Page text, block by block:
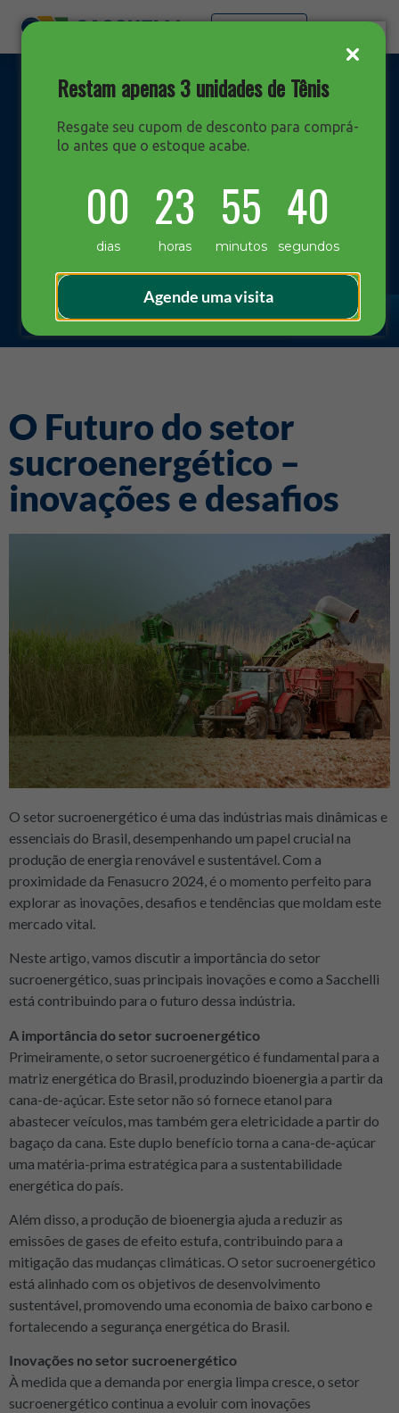
Restam apenas 3 unidades de Tênis
Resgate seu cupom de desconto para comprá-
lo antes que o estoque acabe.
00
dias
23
horas
55
minutos
39
segundos
Agende uma visita
Blog Sacchelli
O Futuro do setor
sucroenergético –
inovações e desafios
O setor sucroenergético é uma das indústrias mais dinâmicas e
essenciais do Brasil, desempenhando um papel crucial na
produção de energia renovável e sustentável. Com a
proximidade da Fenasucro 2024, é o momento perfeito para
explorar as inovações, desafios e tendências que moldam este
mercado vital.
Neste artigo, vamos discutir a importância do setor
sucroenergético, suas principais inovações e como a Sacchelli
está contribuindo para o futuro dessa indústria.
A importância do setor sucroenergético
Primeiramente, o setor sucroenergético é fundamental para a
matriz energética do Brasil, produzindo bioenergia a partir da
cana-de-açúcar. Este setor não só fornece etanol para
abastecer veículos, mas também gera eletricidade a partir do
bagaço da cana. Este duplo benefício torna a cana-de-açúcar
uma matéria-prima estratégica para a sustentabilidade
energética do país.
Além disso, a produção de bioenergia ajuda a reduzir as
emissões de gases de efeito estufa, contribuindo para a
mitigação das mudanças climáticas. O setor sucroenergético
está alinhado com os objetivos de desenvolvimento
sustentável, promovendo uma economia de baixo carbono e
fortalecendo a segurança energética do Brasil.
Inovações no setor sucroenergético
À medida que a demanda por energia limpa cresce, o setor
sucroenergético continua a evoluir com inovações